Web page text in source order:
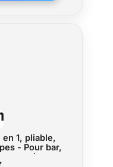
1, pliable,
- Pour bar,
-